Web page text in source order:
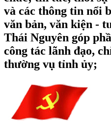
và các thông tin nổi
văn bản, văn kiện -
Thái Nguyên góp
công tác lãnh đạo,
thường vụ tỉnh ủy;